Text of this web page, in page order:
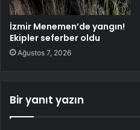
İzmir Menemen’de yangın!
Ekipler seferber oldu
Ağustos 7, 2026
Bir yanıt yazın